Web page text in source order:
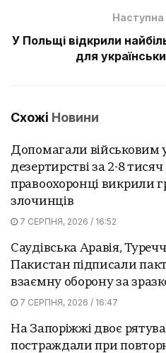
Наступна
У Польщі відкрили
для
Схожі Новини
Допомагали військовим
дезертирстві за 2-8 тисяч
правоохоронці викрили
злочинців
7 СЕРПНЯ, 2026 / 16:52
Саудівська Аравія,
Пакистан підписали
взаємну оборону за
7 СЕРПНЯ, 2026 / 16:47
На Запоріжжі двоє
постраждали при